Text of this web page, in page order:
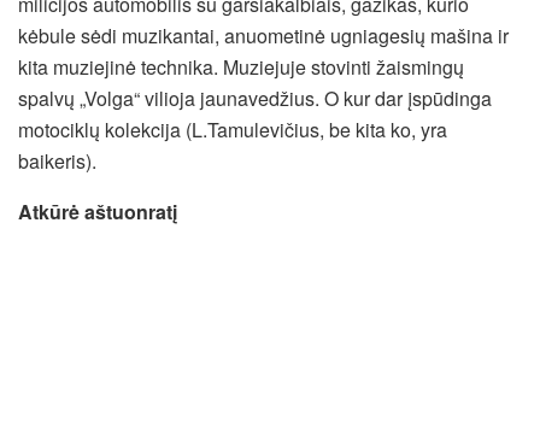
kėbule sėdi muzikantai, anuometinė ugniagesių mašina ir
kita muziejinė technika. Muziejuje stovinti žaismingų
spalvų „Volga“ vilioja jaunavedžius. O kur dar įspūdinga
motociklų kolekcija (L.Tamulevičius, be kita ko, yra
baikeris).
Atkūrė aštuonratį